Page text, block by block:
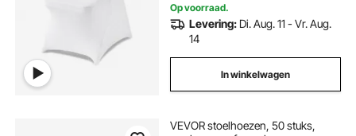
Op voorraad.
Levering: Di. Aug. 11 - Vr. Aug.
14
In winkelwagen
VEVOR stoelhoezen, 50 stuks,